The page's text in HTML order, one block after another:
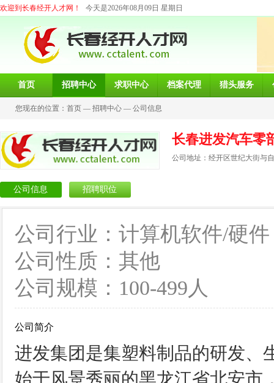
欢迎到长春经开人才网！ 今天是2026年08月09日 星期日
首页 招聘中心 求职中心 档案代理 猎头服务
您现在的位置： 首页 — 招聘中心 — 公司信息
长春进发汽车零
公司地址：经开区世纪大街与
公司信息 招聘职位
公司行业：计算机软件/硬件
公司性质：其他
公司规模：100-499人
公司简介
进发集团是集塑料制品的研发、
始于风景秀丽的黑龙江省北安市